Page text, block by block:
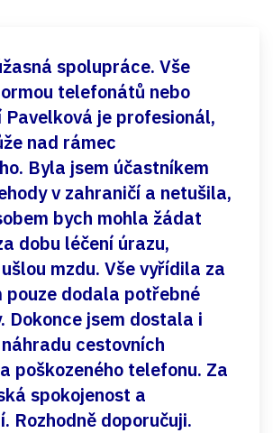
spolupráce. Vše
telefonátů nebo
Pavelková je profesionál,
nad rámec
Byla jsem účastníkem
v zahraničí a netušila,
bych mohla žádat
dobu léčení úrazu,
mzdu. Vše vyřídila za
pouze dodala potřebné
Dokonce jsem dostala i
cestovních
poškozeného telefonu. Za
spokojenost a
Rozhodně doporučuji.